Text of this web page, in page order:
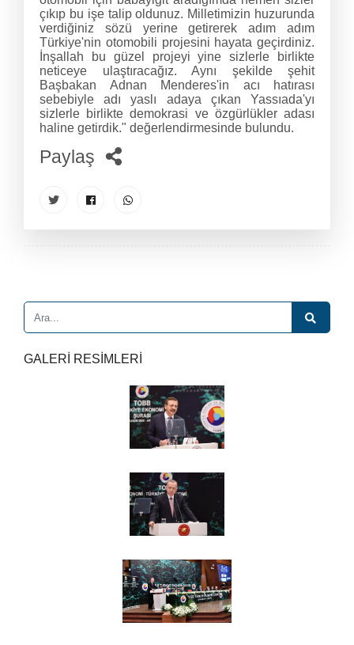
çıkıp bu işe talip oldunuz. Milletimizin huzurunda
verdiğiniz sözü yerine getirerek adım adım
Türkiye'nin otomobili projesini hayata geçirdiniz.
İnşallah bu güzel projeyi yine sizlerle birlikte
neticeye ulaştıracağız. Aynı şekilde şehit
Başbakan Adnan Menderes'in acı hatırası
sebebiyle adı yaslı adaya çıkan Yassıada'yı
sizlerle birlikte demokrasi ve özgürlükler adası
haline getirdik." değerlendirmesinde bulundu.
Paylaş
GALERİ RESİMLERİ